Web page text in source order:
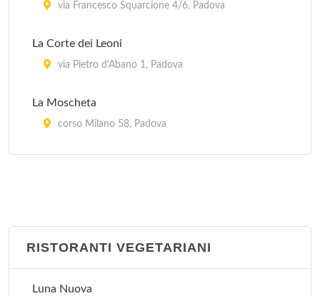
via Pilade Bronzetti 18, Padova
via Francesco Squarcione 4/6, Padova
La Corte dei Leoni
via Pietro d'Abano 1, Padova
La Moscheta
corso Milano 58, Padova
piazza Cavour 15, Padova
RISTORANTI VEGETARIANI
Luna Nuova